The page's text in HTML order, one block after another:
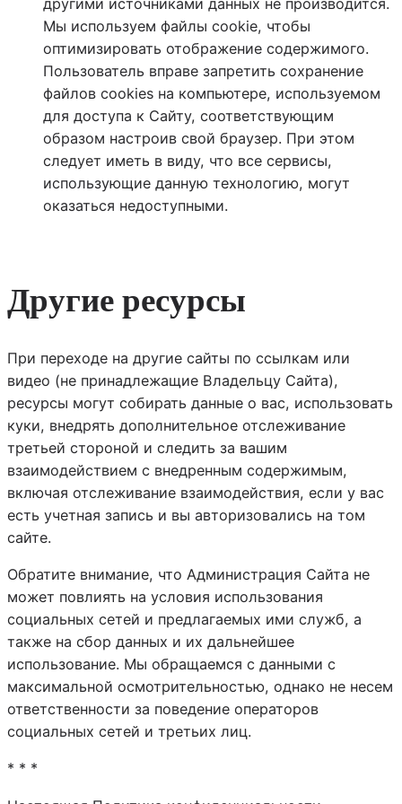
другими источниками данных не производится.
Мы используем файлы cookie, чтобы
оптимизировать отображение содержимого.
Пользователь вправе запретить сохранение
файлов cookies на компьютере, используемом
для доступа к Сайту, соответствующим
образом настроив свой браузер. При этом
следует иметь в виду, что все сервисы,
использующие данную технологию, могут
оказаться недоступными.
Другие ресурсы
При переходе на другие сайты по ссылкам или
видео (не принадлежащие Владельцу Сайта),
ресурсы могут собирать данные о вас, использовать
куки, внедрять дополнительное отслеживание
третьей стороной и следить за вашим
взаимодействием с внедренным содержимым,
включая отслеживание взаимодействия, если у вас
есть учетная запись и вы авторизовались на том
сайте.
Обратите внимание, что Администрация Сайта не
может повлиять на условия использования
социальных сетей и предлагаемых ими служб, а
также на сбор данных и их дальнейшее
использование. Мы обращаемся с данными с
максимальной осмотрительностью, однако не несем
ответственности за поведение операторов
социальных сетей и третьих лиц.
* * *